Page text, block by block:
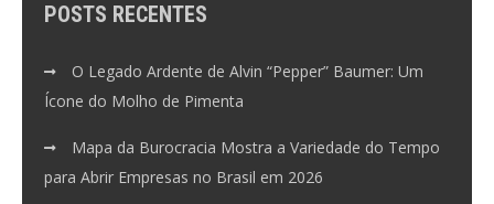
POSTS RECENTES
O Legado Ardente de Alvin “Pepper” Baumer: Um
Ícone do Molho de Pimenta
Mapa da Burocracia Mostra a Variedade do Tempo
para Abrir Empresas no Brasil em 2026